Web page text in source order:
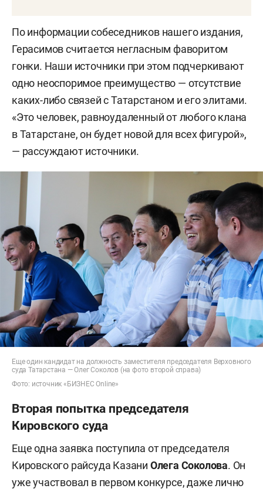
По информации собеседников нашего издания,
Герасимов считается негласным фаворитом
гонки. Наши источники при этом подчеркивают
одно неоспоримое преимущество — отсутствие
каких-либо связей с Татарстаном и его элитами.
«Это человек, равноудаленный от любого клана
в Татарстане, он будет новой для всех фигурой»,
— рассуждают источники.
Еще один кандидат на должность заместителя председателя Верховного
суда Татарстана — Олег Соколов (на фото второй справа)
Фото: источник «БИЗНЕС Online»
Вторая попытка председателя
Кировского суда
Еще одна заявка поступила от председателя
Кировского райсуда Казани Олега Соколова. Он
уже участвовал в первом конкурсе, даже лично